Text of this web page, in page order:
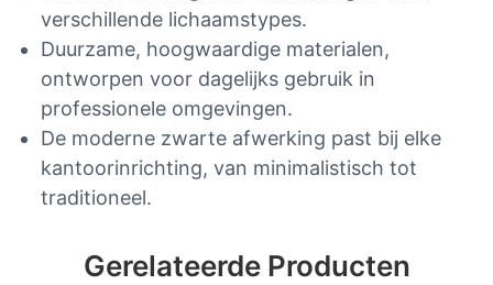
verschillende lichaamstypes.
Duurzame, hoogwaardige materialen,
ontworpen voor dagelijks gebruik in
professionele omgevingen.
De moderne zwarte afwerking past bij elke
kantoorinrichting, van minimalistisch tot
traditioneel.
Gerelateerde Producten